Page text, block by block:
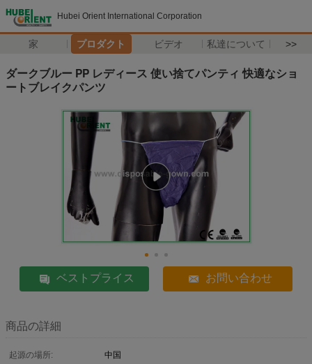
Hubei Orient International Corporation
家 プロダクト ビデオ 私達について >>
ダークブルー PP レディース 使い捨てパンティ 快適なショ
ートブレイクパンツ
ベストプライス お問い合わせ
商品の詳細
起源の場所:
中国